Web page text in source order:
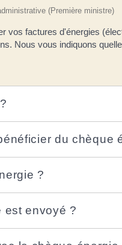
(Première ministre)
vos factures d'énergies
Nous vous indiquons
du chèque
?
est envoyé ?